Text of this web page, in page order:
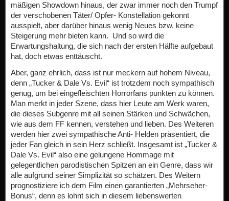
mäßigen Showdown hinaus, der zwar immer noch den Trumpf
der verschobenen Täter/ Opfer- Konstellation gekonnt
ausspielt, aber darüber hinaus wenig Neues bzw. keine
Steigerung mehr bieten kann. Und so wird die
Erwartungshaltung, die sich nach der ersten Hälfte aufgebaut
hat, doch etwas enttäuscht.
Aber, ganz ehrlich, dass ist nur meckern auf hohem Niveau,
denn „Tucker & Dale Vs. Evil“ ist trotzdem noch sympathisch
genug, um bei eingefleischten Horrorfans punkten zu können.
Man merkt in jeder Szene, dass hier Leute am Werk waren,
die dieses Subgenre mit all seinen Stärken und Schwächen,
wie aus dem FF kennen, verstehen und lieben. Des Weiteren
werden hier zwei sympathische Anti- Helden präsentiert, die
jeder Fan gleich in sein Herz schließt. Insgesamt ist „Tucker &
Dale Vs. Evil“ also eine gelungene Hommage mit
gelegentlichen parodistischen Spitzen an ein Genre, dass wir
alle aufgrund seiner Simplizität so schätzen. Des Weitern
prognostiziere ich dem Film einen garantierten „Mehrseher-
Bonus“, denn es lohnt sich in diesem liebenswerten